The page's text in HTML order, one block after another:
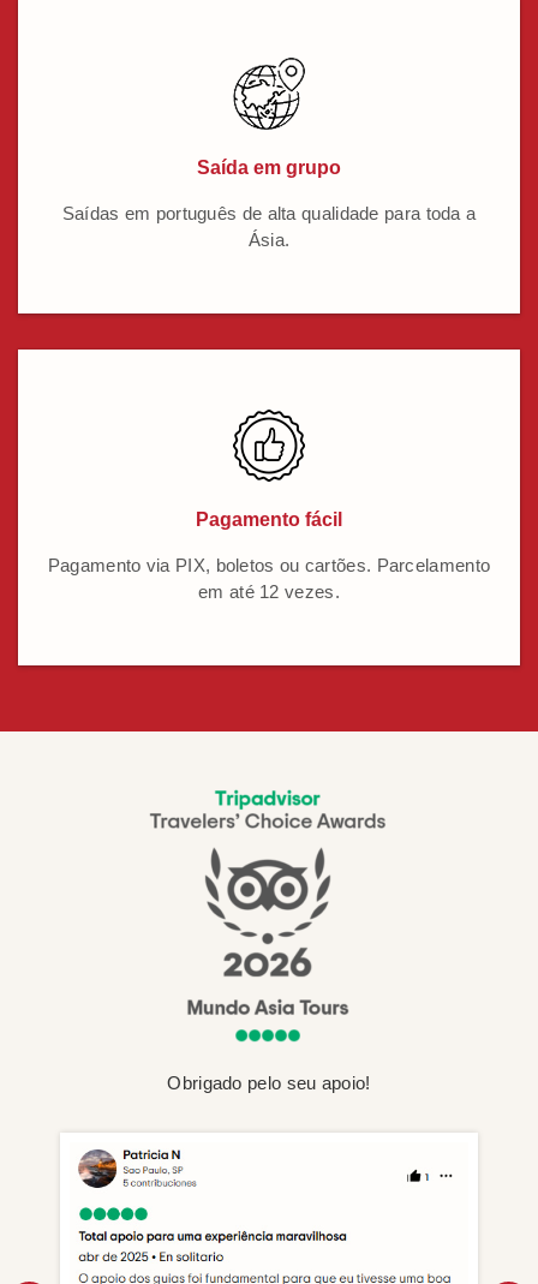
Saída em grupo
Saídas em português de alta qualidade para toda a
Ásia.
Pagamento fácil
Pagamento via PIX, boletos ou cartões. Parcelamento
em até 12 vezes.
Obrigado pelo seu apoio!